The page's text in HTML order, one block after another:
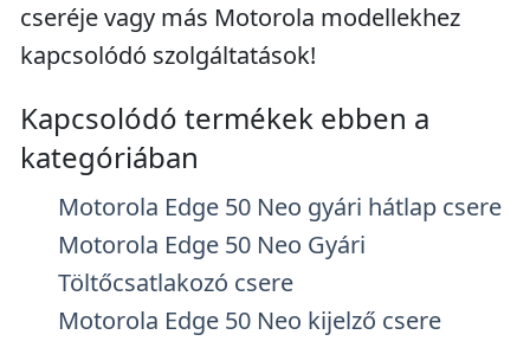
cseréje vagy más Motorola modellekhez
kapcsolódó szolgáltatások!
Kapcsolódó termékek ebben a
kategóriában
Motorola Edge 50 Neo gyári hátlap csere
Motorola Edge 50 Neo Gyári
Töltőcsatlakozó csere
Motorola Edge 50 Neo kijelző csere